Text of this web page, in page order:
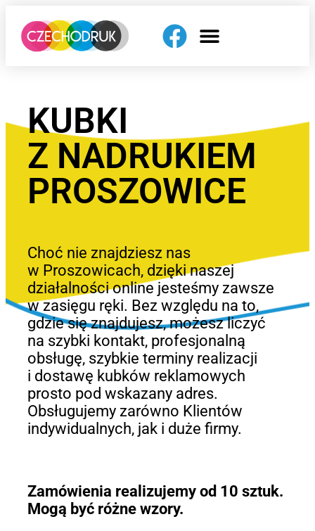
KUBKI
Z NADRUKIEM
PROSZOWICE
Choć nie znajdziesz nas
w Proszowicach, dzięki naszej
działalności online jesteśmy zawsze
w zasięgu ręki. Bez względu na to,
gdzie się znajdujesz, możesz liczyć
na szybki kontakt, profesjonalną
obsługę, szybkie terminy realizacji
i dostawę kubków reklamowych
prosto pod wskazany adres.
Obsługujemy zarówno Klientów
indywidualnych, jak i duże firmy.
Zamówienia realizujemy od 10 sztuk.
Mogą być różne wzory.